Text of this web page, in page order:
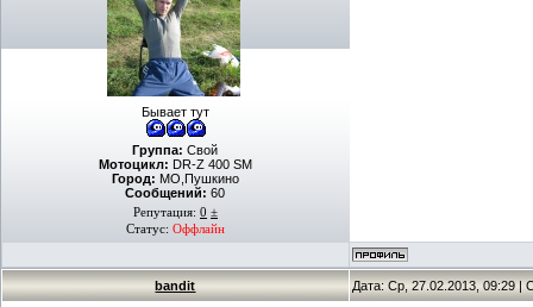
Бывает тут
Группа: Свой
Мотоцикл: DR-Z 400 SM
Город: МО,Пушкино
Сообщений: 60
Репутация: 0 ±
Статус: Оффлайн
bandit Дата: Ср, 27.02.2013, 09:29 |